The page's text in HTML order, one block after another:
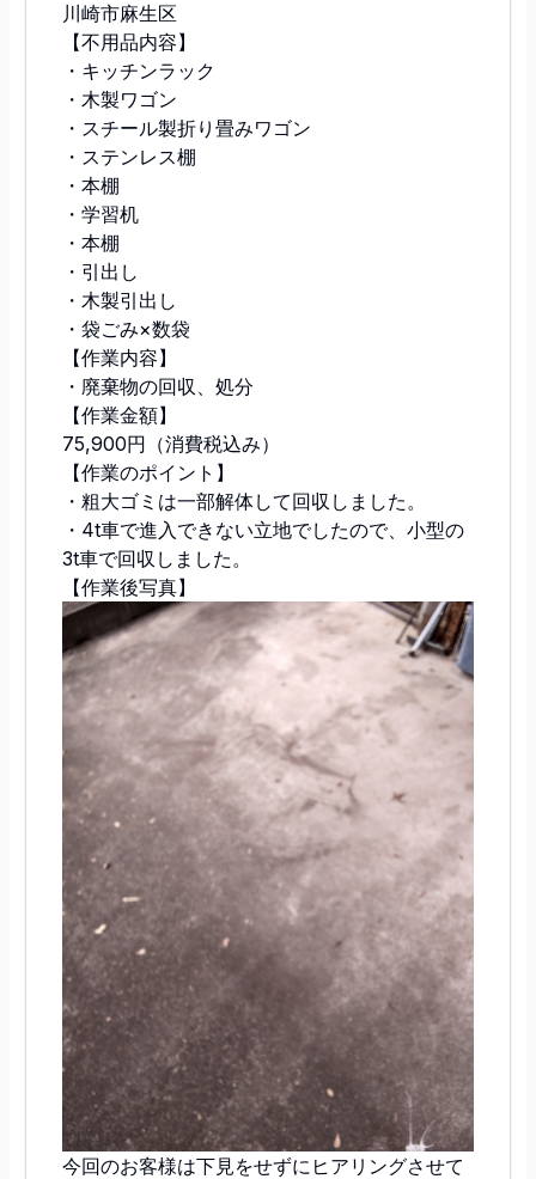
川崎市麻生区
【不用品内容】
・キッチンラック
・木製ワゴン
・スチール製折り畳みワゴン
・ステンレス棚
・本棚
・学習机
・本棚
・引出し
・木製引出し
・袋ごみ×数袋
【作業内容】
・廃棄物の回収、処分
【作業金額】
75,900円（消費税込み）
【作業のポイント】
・粗大ゴミは一部解体して回収しました。
・4t車で進入できない立地でしたので、小型の
3t車で回収しました。
【作業後写真】
今回のお客様は下見をせずにヒアリングさせて